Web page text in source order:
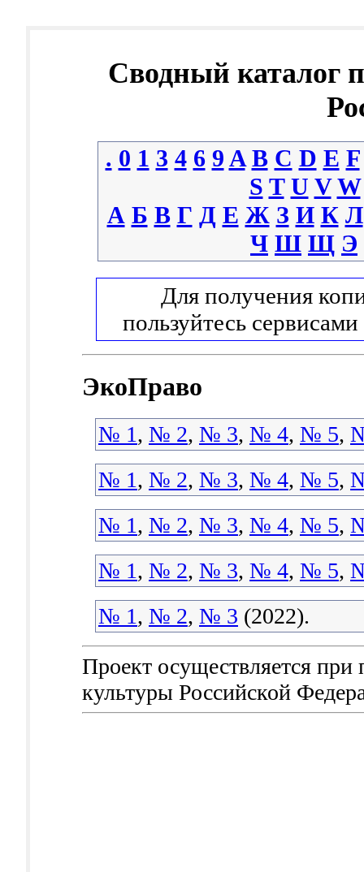
Сводный каталог
. 0 1 3 4 6 9 A B C D E F
S T U V W
А Б В Г Д Е Ж З И К Л
Ч Ш Щ Э
Для получения
пользуйтесь сервисами
ЭкоПраво
№ 1, № 2, № 3, № 4, № 5,
№ 1, № 2, № 3, № 4, № 5,
№ 1, № 2, № 3, № 4, № 5,
№ 1, № 2, № 3, № 4, № 5,
№ 1, № 2, № 3 (2022).
Проект осуществляется
культуры Российской